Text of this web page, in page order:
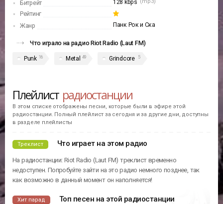
Битрейт
128 kbps (mp3)
Рейтинг
Жанр
Панк Рок и Ска
Что играло на радио Riot Radio (Laut FM)
Punk 16 Metal 49 Grindcore 5
Плейлист радиостанции
В этом списке отображены песни, которые были в эфире этой
радиостанции. Полный плейлист за сегодня и за другие дни, доступны
в разделе плейлисты
Треклист Что играет на этом радио
На радиостанции: Riot Radio (Laut FM) треклист временно
недоступен. Попробуйте зайти на это радио немного позднее, так
как возможно в данный момент он наполняется!
Хит парад Топ песен на этой радиостанции